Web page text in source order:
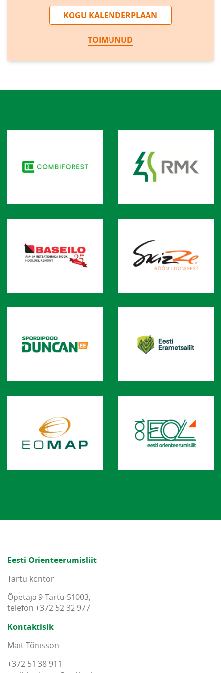
KOGU KALENDERPLAAN
TOIMUNUD
Eesti Orienteerumisliit
Tartu kontor
Õpetaja 9 Tartu 51003,
telefon +372 52 32 977
Kontaktisik
Mait Tõnisson
+372 51 38 911